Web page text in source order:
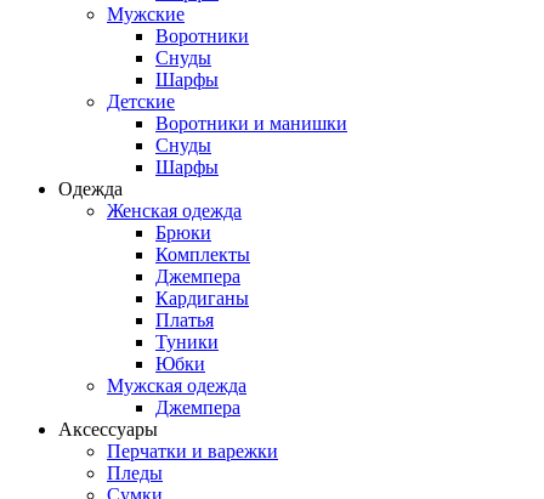
Мужские
Воротники
Снуды
Шарфы
Детские
Воротники и манишки
Снуды
Шарфы
Одежда
Женская одежда
Брюки
Комплекты
Джемпера
Кардиганы
Платья
Туники
Юбки
Мужская одежда
Джемпера
Аксессуары
Перчатки и варежки
Пледы
Сумки